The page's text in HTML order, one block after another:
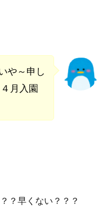
や～申し
月入園
？早くない？？？